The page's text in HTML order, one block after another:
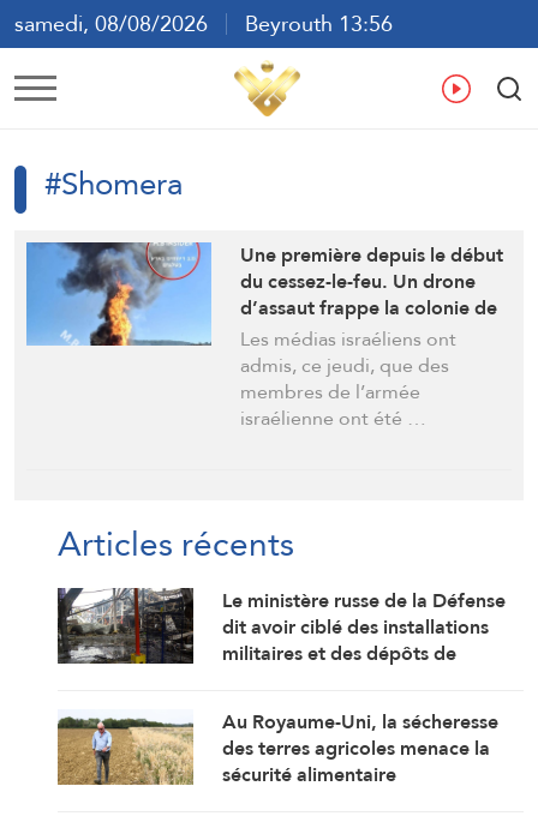
samedi, 08/08/2026
Beyrouth 13:56
ع
#Shomera
Une première depuis le début
du cessez-le-feu. Un drone
d’assaut frappe la colonie de
Shomera. Attaque au drone
contre Chtoula, des dizaines
de soldats israéliens blessés
Les médias israéliens ont
admis, ce jeudi, que des
membres de l’armée
israélienne ont été …
Articles récents
Le ministère russe de la Défense
dit avoir ciblé des installations
militaires et des dépôts de
Au Royaume-Uni, la sécheresse
des terres agricoles menace la
sécurité alimentaire